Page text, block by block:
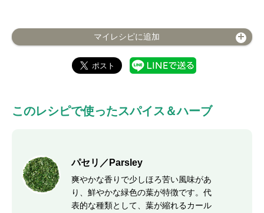
マイレシピに追加
このレシピで使ったスパイス＆ハーブ
パセリ／Parsley
爽やかな香りで少しほろ苦い風味があ
り、鮮やかな緑色の葉が特徴です。代
表的な種類として、葉が縮れるカール